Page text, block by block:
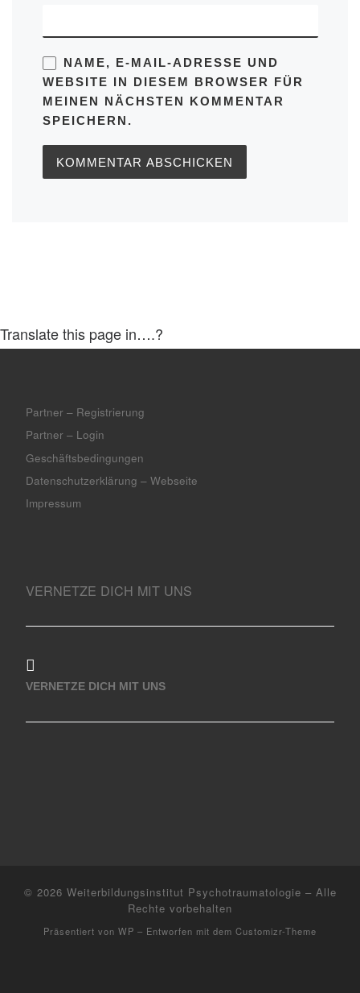
NAME, E-MAIL-ADRESSE UND
WEBSITE IN DIESEM BROWSER FÜR
MEINEN NÄCHSTEN KOMMENTAR
SPEICHERN.
Translate this page in….?
Partner – Registrierung
Partner – Login
Geschäftsbedingungen
Datenschutzerklärung – Webseite
Impressum
VERNETZE DICH MIT UNS
VERNETZE DICH MIT UNS
© 2026 Weiterbildungsinstitut Psychotraumatologie – Alle
Rechte vorbehalten
Präsentiert von WP – Entworfen mit dem Customizr-Theme